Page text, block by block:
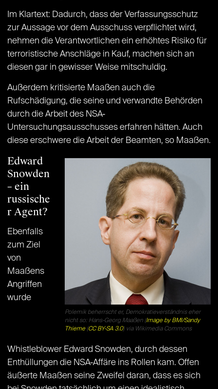
Im Klartext: Dadurch, dass der Verfassungsschutz
zur Aussage vor dem Ausschuss verpflichtet wird,
nehmen die Verantwortlichen ein erhöhtes Risiko für
terroristische Anschläge in Kauf, machen sich an
diesen gar in gewisser Weise mitschuldig.
Außerdem kritisierte Maaßen auch die
Rufschädigung, die seine und verwandte Behörden
durch die Arbeit des NSA-
Untersuchungsausschusses erfahren hätten. Auch
diese erschwere die Arbeit der Beamten, so Maaßen.
Polemik beherrscht er, Demokratieverständnis eher
nicht so: Hans-Georg Maaßen (Image by BMI/Sandy
Thieme(CC BY-SA 3.0) via Wikimedia Commons
Edward
Snowden
– ein
russische
r Agent?
Ebenfalls
zum Ziel
von
Maaßens
Angriffen
wurde
Whistleblower Edward Snowden, durch dessen
Enthüllungen die NSA-Affäre ins Rollen kam. Offen
äußerte Maaßen seine Zweifel daran, dass es sich